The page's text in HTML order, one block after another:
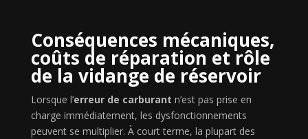
Conséquences mécaniques,
coûts de réparation et rôle
de la vidange de réservoir
Lorsque l’erreur de carburant n’est pas prise en
charge immédiatement, les dysfonctionnements
peuvent se multiplier. À court terme, la plupart des